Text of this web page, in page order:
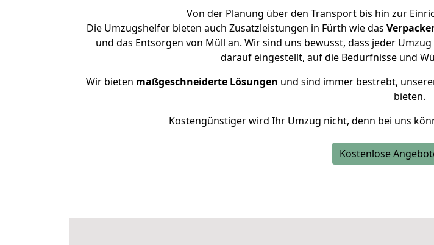
Von der Planung über den Transport bis hin zur
Die Umzugshelfer bieten auch Zusatzleistungen in Fürth wie das
und das Entsorgen von Müll an. Wir sind uns bewusst, dass jeder
darauf eingestellt, auf die Bedürfnisse und
Wir bieten maßgeschneiderte Lösungen und sind immer bestrebt,
bieten.
Kostengünstiger wird Ihr Umzug nicht, denn bei uns
Kostenlose